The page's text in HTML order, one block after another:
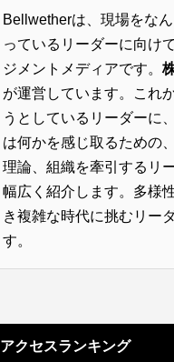
Bellwetherは、現場をな
っているリーダーに向け
ジメントメディアです。
が運営しています。これ
うとしているリーダーに
は何かを感じ取るための
理論、組織を牽引するリ
幅広く紹介します。多様
き複雑な時代に挑むリー
す。
アクセスランキング